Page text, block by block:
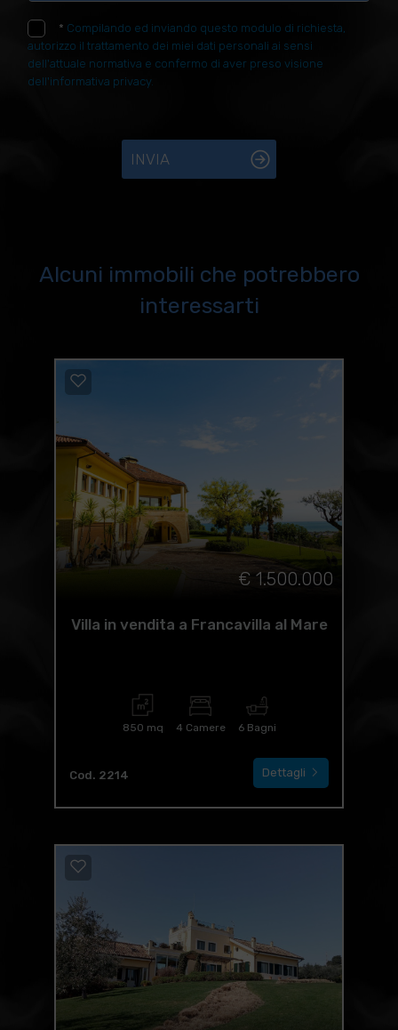
* Compilando ed inviando questo modulo di richiesta,
autorizzo il trattamento dei miei dati personali ai sensi
dell'attuale normativa e confermo di aver preso visione
dell'informativa privacy.
INVIA
Alcuni immobili che potrebbero
interessarti
€ 1.500.000
Villa in vendita a Francavilla al Mare
850 mq 4 Camere 6 Bagni
Cod. 2214 Dettagli